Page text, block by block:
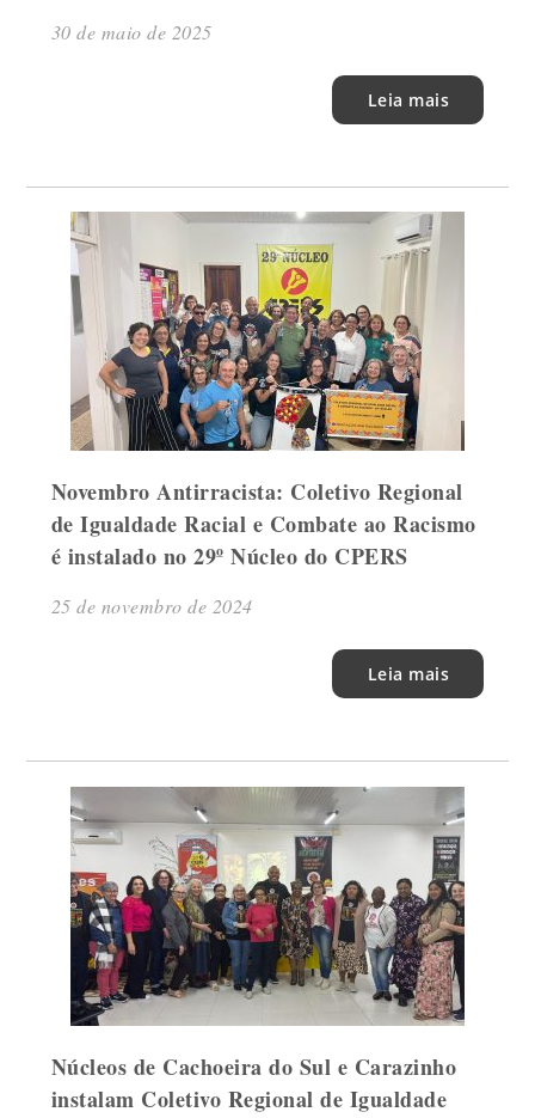
30 de maio de 2025
Leia mais
Novembro Antirracista: Coletivo Regional
de Igualdade Racial e Combate ao Racismo
é instalado no 29º Núcleo do CPERS
25 de novembro de 2024
Leia mais
Núcleos de Cachoeira do Sul e Carazinho
instalam Coletivo Regional de Igualdade